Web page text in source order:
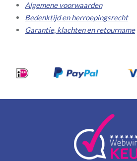
Algemene voorwaarden
Bedenktijd en herroepingsrecht
Garantie, klachten en retourname